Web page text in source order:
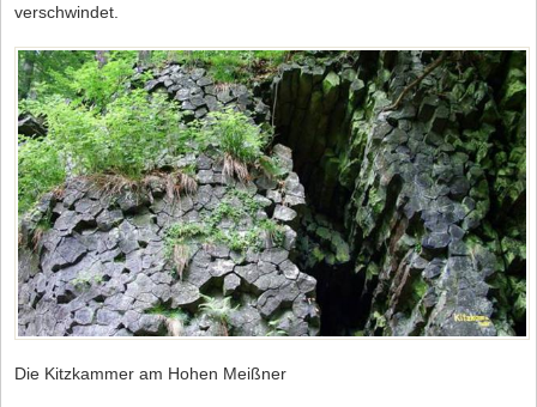
verschwindet.
Die Kitzkammer am Hohen Meißner